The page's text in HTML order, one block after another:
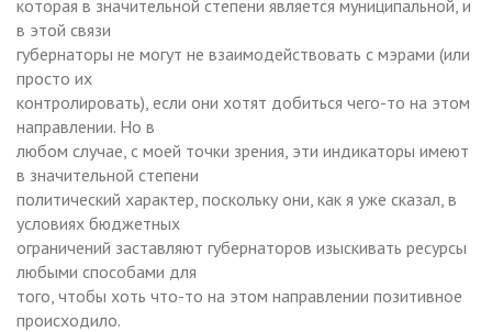
которая в значительной степени является муниципальной, и
в этой связи
губернаторы не могут не взаимодействовать с мэрами (или
просто их
контролировать), если они хотят добиться чего-то на этом
направлении. Но в
любом случае, с моей точки зрения, эти индикаторы имеют
в значительной степени
политический характер, поскольку они, как я уже сказал, в
условиях бюджетных
ограничений заставляют губернаторов изыскивать ресурсы
любыми способами для
того, чтобы хоть что-то на этом направлении позитивное
происходило.